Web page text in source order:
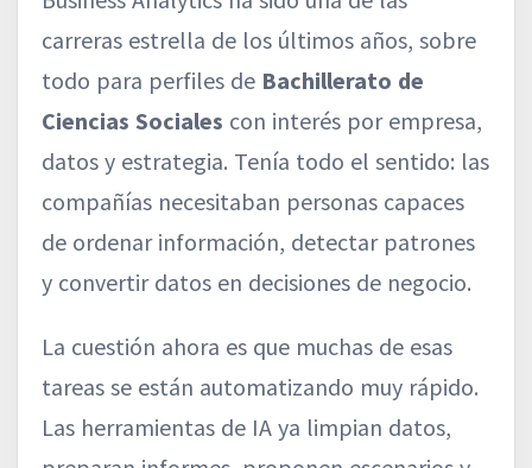
carreras estrella de los últimos años, sobre
todo para perfiles de Bachillerato de
Ciencias Sociales con interés por empresa,
datos y estrategia. Tenía todo el sentido: las
compañías necesitaban personas capaces
de ordenar información, detectar patrones
y convertir datos en decisiones de negocio.
La cuestión ahora es que muchas de esas
tareas se están automatizando muy rápido.
Las herramientas de IA ya limpian datos,